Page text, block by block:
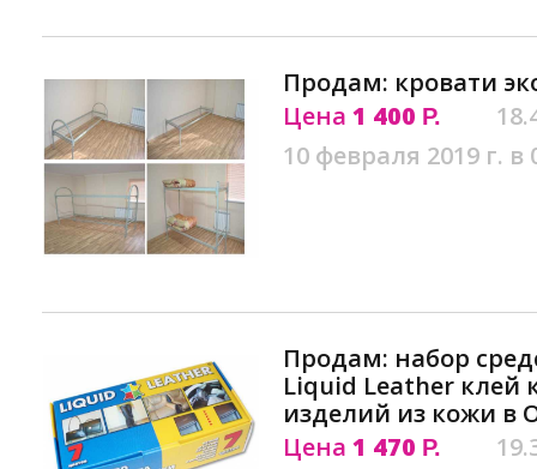
Продам: кровати
Цена 1 400 Р.
10 февраля 2019 г. в
Продам: набор
Liquid Leather клей
изделий из кожи в
Цена 1 470 Р.